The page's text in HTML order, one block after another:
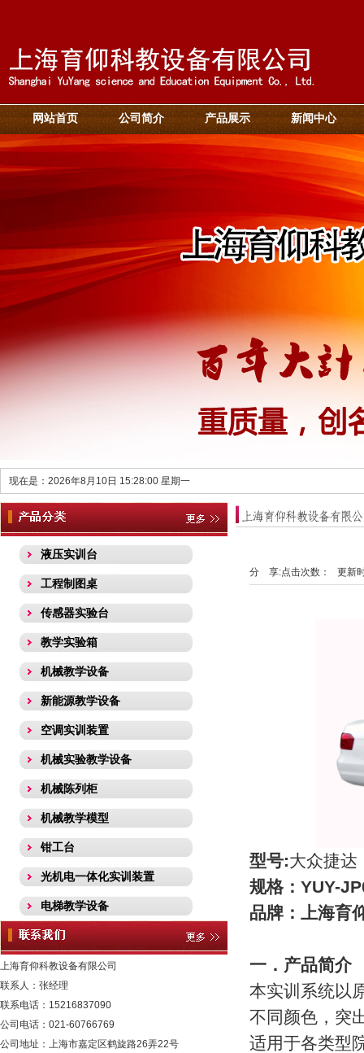
网站首页 公司简介 产品展示 新闻中心
现在是：2026年8月10日 15:28:01 星期一
点击次数： 更新
分 享:
型号:大众捷达
规格：YUY-
品牌：上海育
一．产品简介
本实训系统以
不同颜色，突
适用于各类型
液压实训台
工程制图桌
传感器实验台
教学实验箱
机械教学设备
新能源教学设备
空调实训装置
机械实验教学设备
机械陈列柜
机械教学模型
钳工台
光机电一体化实训装置
电梯教学设备
热工类实验装置
流体力学实验装置
采暖通风实训装置
化工工程.化工工艺实训装置
上海育仰科教设备有限公司
联系人：张经理
联系电话：15216837090
公司电话：021-60766769
公司地址：上海市嘉定区鹤旋路26弄22号